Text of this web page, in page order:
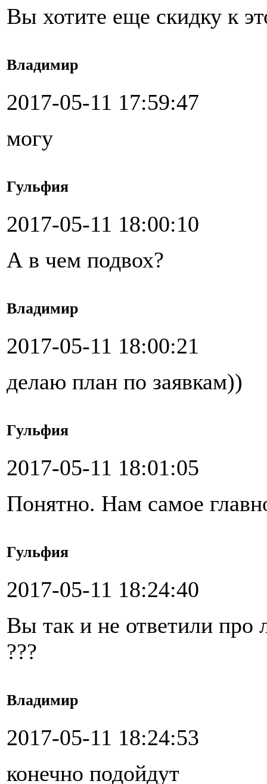
Вы хотите еще скидку к
Владимир
2017-05-11 17:59:47
могу
Гульфия
2017-05-11 18:00:10
А в чем подвох?
Владимир
2017-05-11 18:00:21
делаю план по заявкам))
Гульфия
2017-05-11 18:01:05
Понятно. Нам самое
Гульфия
2017-05-11 18:24:40
Вы так и не ответили про
???
Владимир
2017-05-11 18:24:53
конечно подойдут